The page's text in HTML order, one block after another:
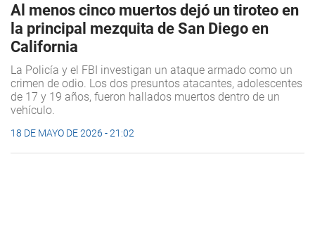
Al menos cinco muertos dejó un tiroteo en
la principal mezquita de San Diego en
California
La Policía y el FBI investigan un ataque armado como un
crimen de odio. Los dos presuntos atacantes, adolescentes
de 17 y 19 años, fueron hallados muertos dentro de un
vehículo.
18 DE MAYO DE 2026 - 21:02